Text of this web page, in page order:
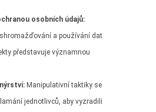
osobních údajů:
shromažďování a používání dat
představuje významnou
Manipulativní taktiky se
jednotlivců, aby vyzradili